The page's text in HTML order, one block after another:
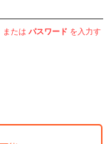
またはパスワード を入力す